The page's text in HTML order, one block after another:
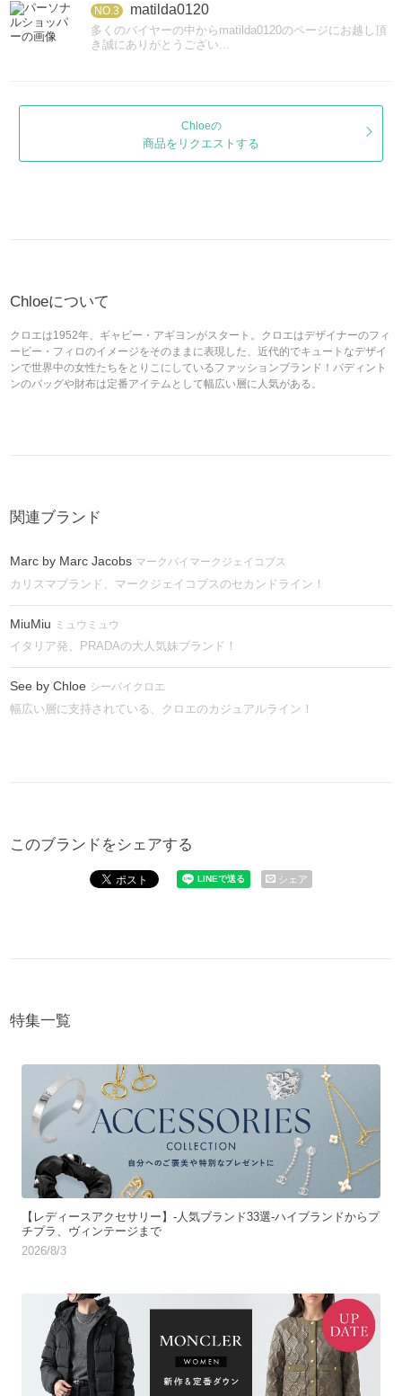
NO.3 matilda0120
多くのバイヤーの中からmatilda0120のページにお越し頂
き誠にありがとうござい...
Chloeの
商品をリクエストする
Chloeについて
クロエは1952年、ギャビー・アギヨンがスタート。クロエはデザイナーのフィ
ービー・フィロのイメージをそのままに表現した、近代的でキュートなデザイ
ンで世界中の女性たちをとりこにしているファッションブランド！パディント
ンのバッグや財布は定番アイテムとして幅広い層に人気がある。
関連ブランド
Marc by Marc Jacobs マークバイマークジェイコブス
カリスマブランド、マークジェイコブスのセカンドライン！
MiuMiu ミュウミュウ
イタリア発、PRADAの大人気妹ブランド！
See by Chloe シーバイクロエ
幅広い層に支持されている、クロエのカジュアルライン！
このブランドをシェアする
シェア
特集一覧
【レディースアクセサリー】-人気ブランド33選-ハイブランドからプ
チプラ、ヴィンテージまで
2026/8/3